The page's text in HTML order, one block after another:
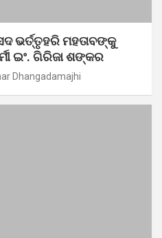
ଭର୍ତ୍ତୃହରି ମହତାବଙ୍କୁ
ଇଂ. ଗିରିଜା ଶଙ୍କର
Dhangadamajhi